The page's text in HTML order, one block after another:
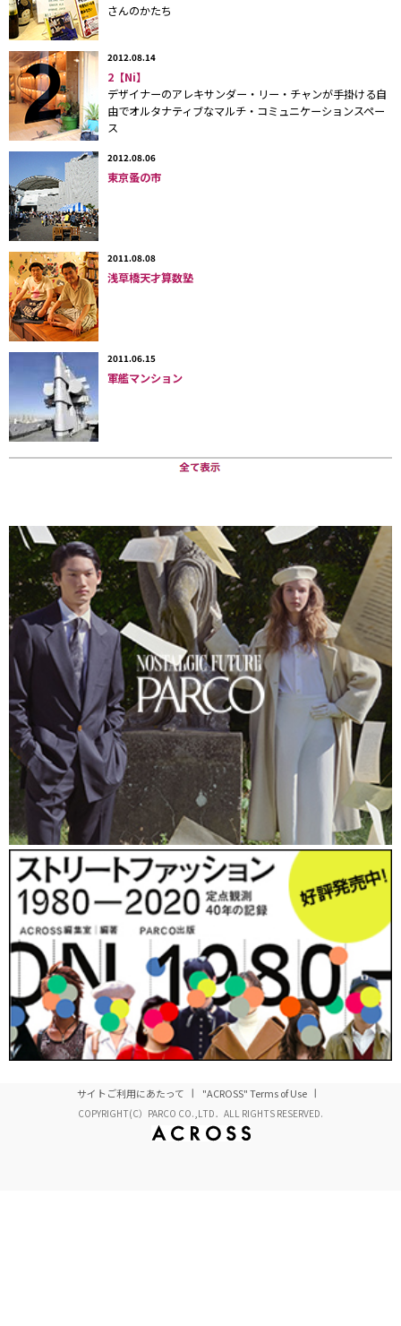
弟」の兄弟エピソード、２部ではＡＲを参加者全員で体験しなが
ら食事と交流を楽しむというもの。彼らがこれまでオフィシャル
サイトで発表してきたＡＲをリアルな空間で体験することができ
る、初めての機会である。参加条件は
IDを所有して
いること。ユーザーが 「Twitter」に登録しているアイコンや､
「Twitter」へのつぶやきが現実空間に重なるといった仕組みに
なっているからだ。イベントで体験できる（であろう）作品の映
像は以下の通りだ。
・第一話 ｜ ワンダとtwitterと優しい奴ら
拡張現実×「Twitter」＝ＡＲど根性ガエル
http://vimeo.com/5488408
・第二話 ｜ 部屋とＴシャツと名刺
拡張現実×NENPYO＝ＡＲ南くんの恋人。
AR3Bros episode-ii | twitter & NENPYO & namecard & AR from
ar3brosonVimeo.
・第三話 ｜ 風の谷の三丁目のＲＰＧ
拡張現実×「Twitter」＝ＡＲドラゴンクエスト。
hthttp://vimeo.com/5641067
・第四話 ｜ 二つの意味でエポック！ＡＲ野球盤
拡張現実と「Twitter」、エポック社の野球盤をマッシュアッ
プ。
AR3Bros episode-iv | twitter & BaseballGameClassic & AR
from
ar3brosonVimeo.
・番外編 ｜ 人食いエレベーターピッチの逆襲
「TechCrunch」のエレベーターピッチ用に作ったＡＲ紙芝居。
さんのかたち
2012.08.14
2【Ni】
デザイナーのアレキサンダー・リー・チャンが手掛ける自
由でオルタナティブなマルチ・コミュニケーションスペー
ス
2012.08.06
東京蚤の市
2011.08.08
浅草橋天才算数塾
2011.06.15
軍艦マンション
サイトご利用にあたって "ACROSS" Terms of Use
COPYRIGHT(C）PARCO CO.,LTD．ALL RIGHTS RESERVED.